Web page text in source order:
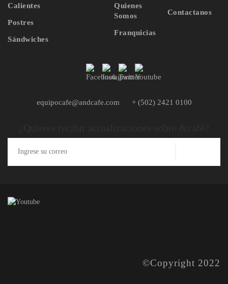
Calientes
Postres
Sándwiches
Quienes
Somos
Franquicias
Contactanos
equipocafe@andcafe.com + (502) 2421 0100
©Copyright 2022